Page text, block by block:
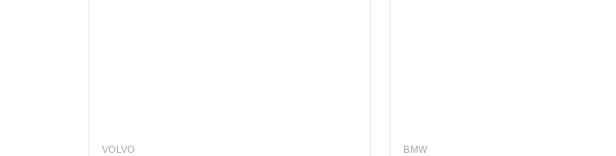
VOLVO BMW